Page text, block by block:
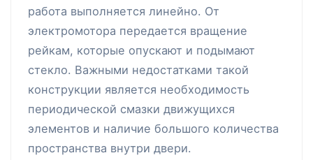
работа выполняется линейно. От
электромотора передается вращение
рейкам, которые опускают и подымают
стекло. Важными недостатками такой
конструкции является необходимость
периодической смазки движущихся
элементов и наличие большого количества
пространства внутри двери.